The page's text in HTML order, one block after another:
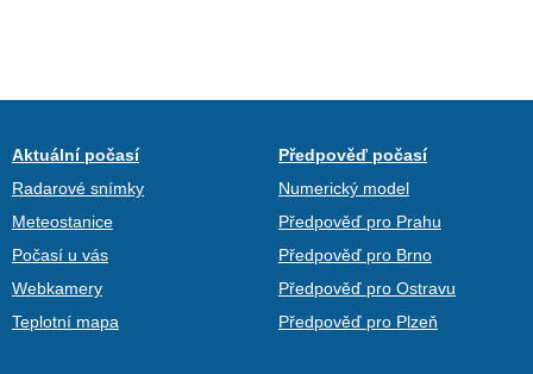
Aktuální počasí
Radarové snímky
Meteostanice
Počasí u vás
Webkamery
Teplotní mapa
Předpověď počasí
Numerický model
Předpověď pro Prahu
Předpověď pro Brno
Předpověď pro Ostravu
Předpověď pro Plzeň